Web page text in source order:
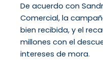
De acuerdo con
Comercial, la
bien recibida, y el
millones con el
intereses de mora.